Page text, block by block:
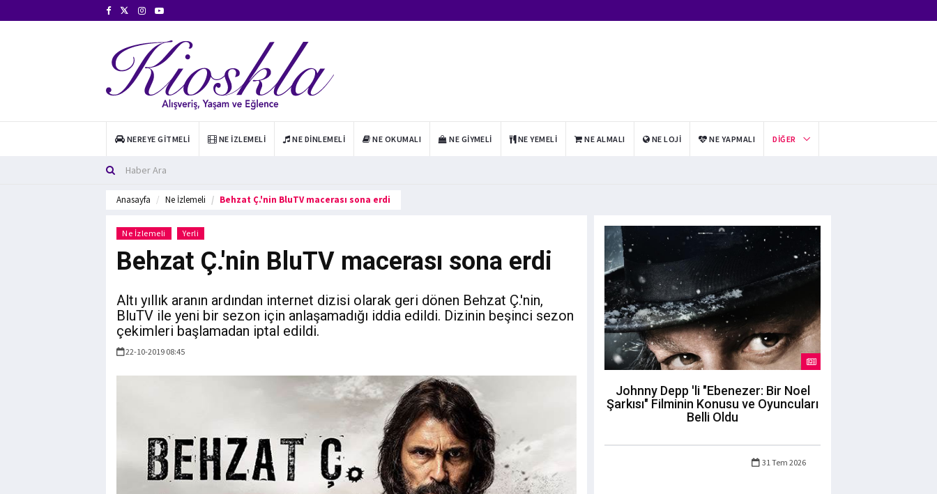
NEREYE GITMELI NE İZLEMELI NE DINLEMELI NE OKUMALI NE GIYMELI NE YEMELI NE ALMALI NE LOJI NE YAPMALI DIĞER
Anasayfa Ne İzlemeli Behzat Ç.'nin BluTV macerası sona erdi
Ne İzlemeli Yerli
Behzat Ç.'nin BluTV macerası sona erdi
Altı yıllık aranın ardından internet dizisi olarak geri dönen Behzat Ç.'nin,
BluTV ile yeni bir sezon için anlaşamadığı iddia edildi. Dizinin beşinci sezon
çekimleri başlamadan iptal edildi.
22-10-2019 08:45
Johnny Depp 'li "Ebenezer: Bir Noel
Şarkısı" Filminin Konusu ve Oyuncuları
Belli Oldu
31 Tem 2026